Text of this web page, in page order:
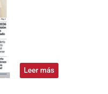
Leer más